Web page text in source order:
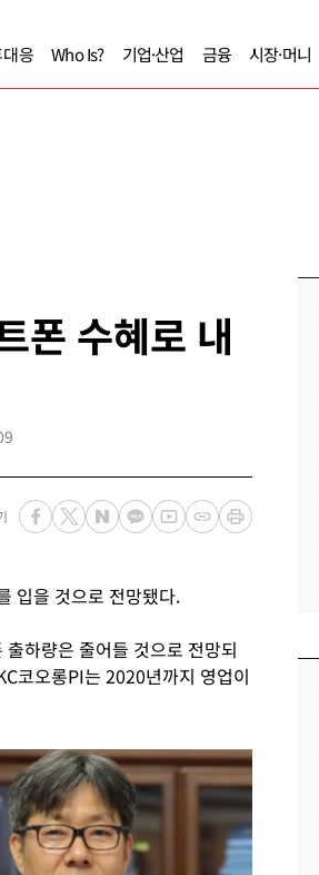
응 Who Is? 기업·산업 금융 시장·머니
폰 수혜로 내
입을 것으로 전망됐다.
하량은 줄어들 것으로 전망되
코오롱PI는 2020년까지 영업이